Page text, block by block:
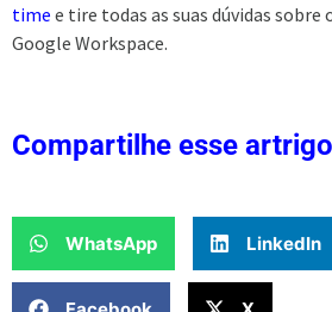
time e tire todas as suas dúvidas sobre
Google Workspace.
Compartilhe esse artrigo
WhatsApp LinkedIn